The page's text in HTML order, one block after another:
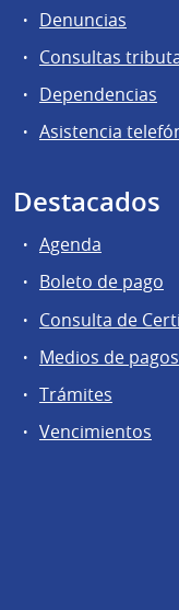
Denuncias
Consultas
Dependencias
Asistencia
Destacados
Agenda
Boleto de pago
Consulta de
Medios de pagos
Trámites
Vencimientos